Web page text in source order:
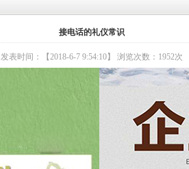
接电话的礼仪常识
发表时间：【2018-6-7 9:54:10】 浏览次数：1952次